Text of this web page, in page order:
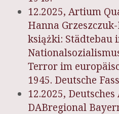
12.2025, Artium
Hanna
książki: Städtebau
Terror im
1945. Deutsche
12.2025,
DABregional